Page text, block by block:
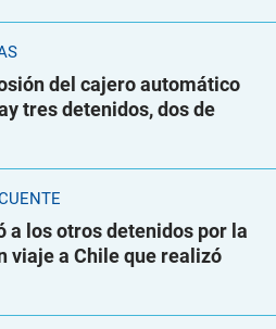
del cajero automático
tres detenidos, dos de
a los otros detenidos por la
viaje a Chile que realizó